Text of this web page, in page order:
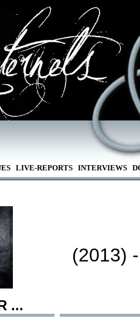
LIVE-REPORTS INTERVIEWS
...
(2013)